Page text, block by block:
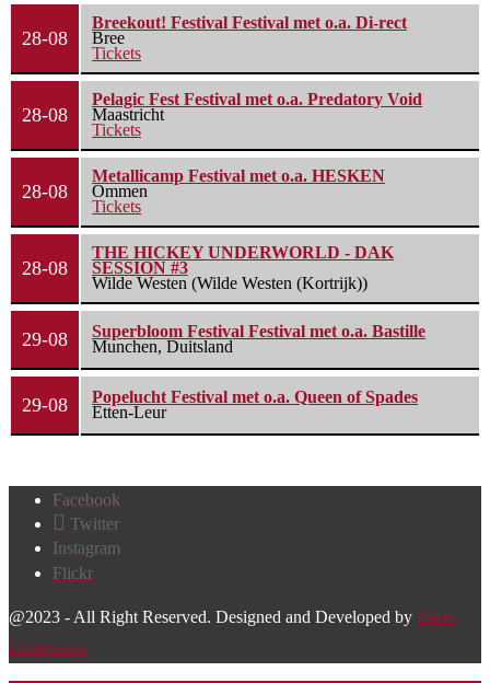
28-08
Breekout! Festival Festival met o.a. Di-rect
Bree
Tickets
28-08
Pelagic Fest Festival met o.a. Predatory Void
Maastricht
Tickets
28-08
Metallicamp Festival met o.a. HESKEN
Ommen
Tickets
28-08
THE HICKEY UNDERWORLD - DAK
SESSION #3
Wilde Westen (Wilde Westen (Kortrijk))
29-08
Superbloom Festival Festival met o.a. Bastille
Munchen, Duitsland
29-08
Popelucht Festival met o.a. Queen of Spades
Etten-Leur
Facebook
Twitter
Instagram
Flickr
@2023 - All Right Reserved. Designed and Developed by Harm
Lourenssen